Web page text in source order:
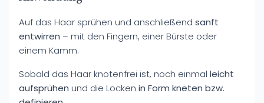
Auf das Haar sprühen und anschließend sanft
entwirren – mit den Fingern, einer Bürste oder
einem Kamm.
Sobald das Haar knotenfrei ist, noch einmal leicht
aufsprühen und die Locken in Form kneten bzw.